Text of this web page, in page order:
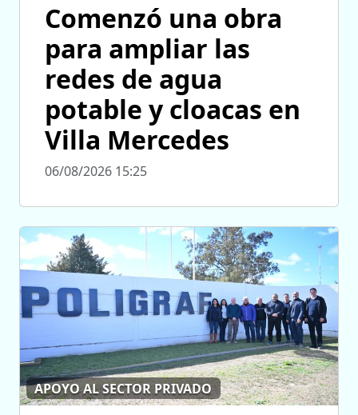
Comenzó una obra
para ampliar las
redes de agua
potable y cloacas en
Villa Mercedes
06/08/2026 15:25
APOYO AL SECTOR PRIVADO